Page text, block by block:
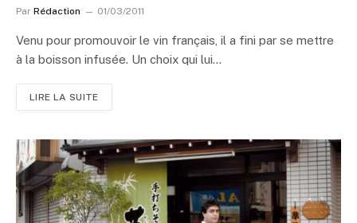
Par Rédaction 01/03/2011
Venu pour promouvoir le vin français, il a fini par se mettre
à la boisson infusée. Un choix qui lui…
LIRE LA SUITE